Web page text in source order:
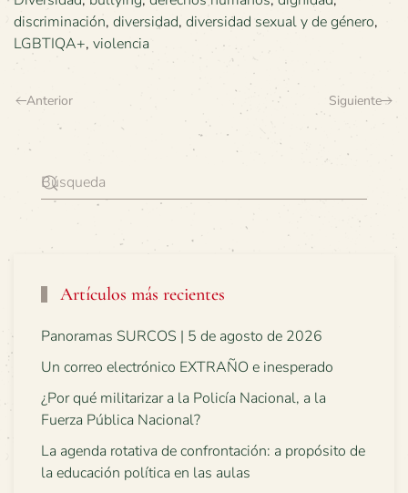
discriminación, diversidad, diversidad sexual y de género,
LGBTIQA+, violencia
Anterior Siguiente
Artículos más recientes
Panoramas SURCOS | 5 de agosto de 2026
Un correo electrónico EXTRAÑO e inesperado
¿Por qué militarizar a la Policía Nacional, a la
Fuerza Pública Nacional?
La agenda rotativa de confrontación: a propósito de
la educación política en las aulas